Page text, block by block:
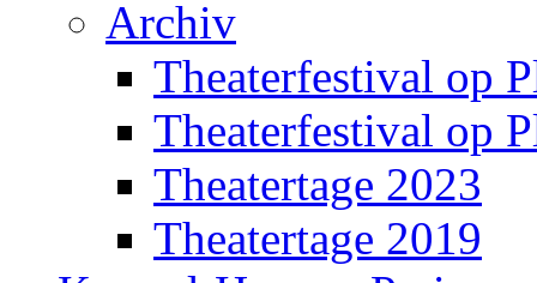
Archiv
Theaterfestival op
Theaterfestival op
Theatertage 2023
Theatertage 2019